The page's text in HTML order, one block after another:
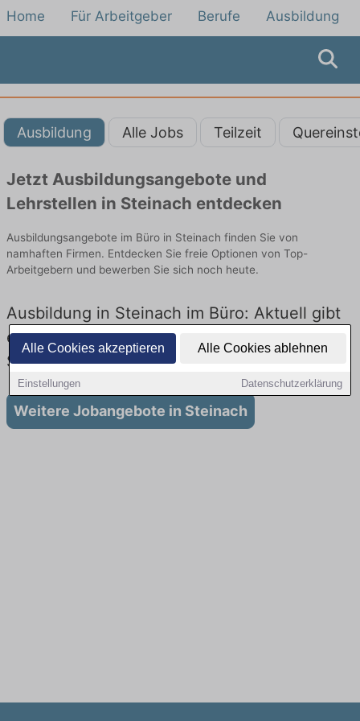
Alle Cookies akzeptieren Alle Cookies ablehnen
Einstellungen Datenschutzerklärung
Home Für Arbeitgeber Berufe Ausbildung
Ausbildung Alle Jobs Teilzeit
Jetzt Ausbildungsangebote und
Lehrstellen in Steinach entdecken
Ausbildungsangebote im Büro in Steinach finden Sie von
namhaften Firmen. Entdecken Sie freie Optionen von Top-
Arbeitgebern und bewerben Sie sich noch heute.
Ausbildung in Steinach im Büro: Aktuell gibt
es keine Stellenangebote für Ausbildung in
Steinach
Weitere Jobangebote in Steinach